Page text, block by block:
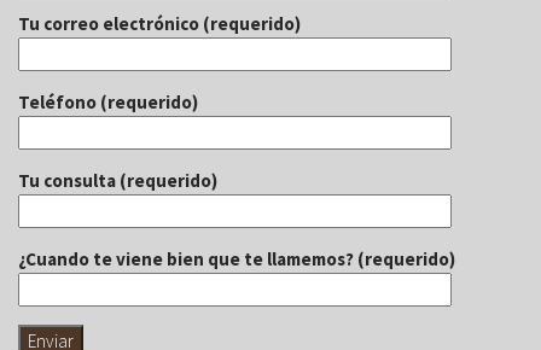
Tu correo electrónico (requerido)
Teléfono (requerido)
Tu consulta (requerido)
¿Cuando te viene bien que te llamemos? (requerido)